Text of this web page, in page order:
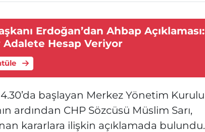
Erdoğan’dan Ahbap Açıklaması:
Adalete Hesap Veriyor
başlayan Merkez Yönetim Kurulu
ardından CHP Sözcüsü Müslim Sarı,
kararlara ilişkin açıklamada bulundu.